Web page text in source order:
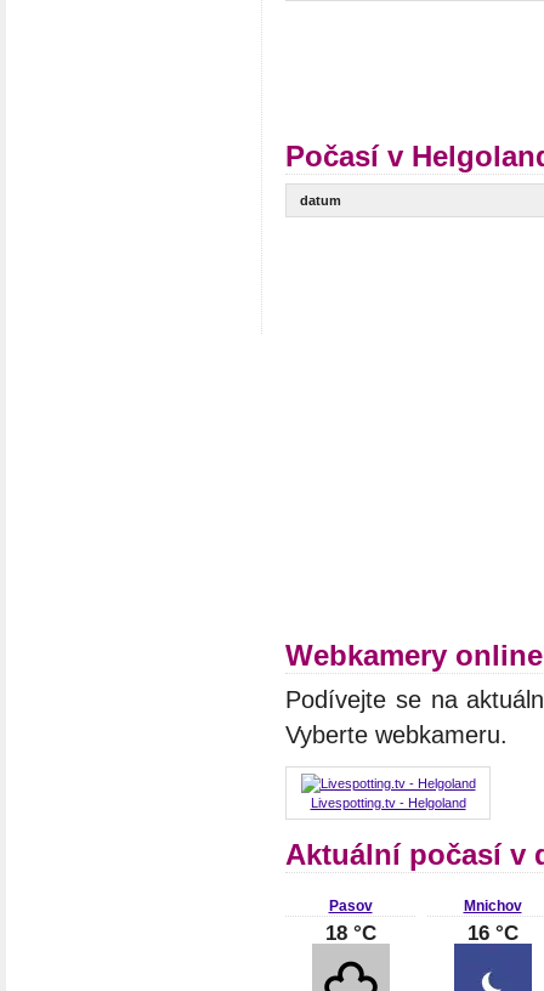
Počasí v
datum
Webkamery
Podívejte se na
Vyberte webkameru.
Livespotting.tv - Helgoland
Aktuální počasí v
Pasov
18 °C
Mnichov
16 °C